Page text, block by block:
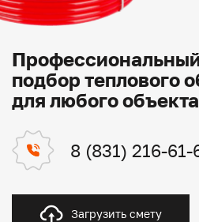
подбор теплового
для любого объекта
8 (831) 216-61-
Загрузить смету